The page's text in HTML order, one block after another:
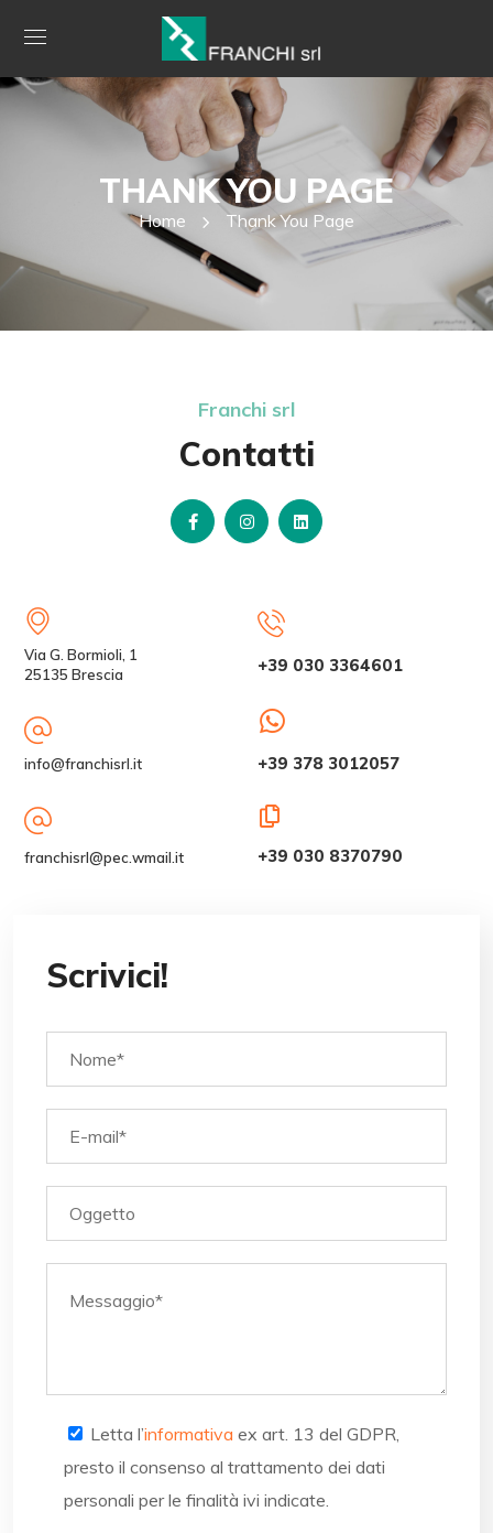
THANK YOU PAGE
Home Thank You Page
Franchi srl
Contatti
Via G. Bormioli, 1
25135 Brescia
info@franchisrl.it
franchisrl@pec.wmail.it
+39 030 3364601
+39 378 3012057
+39 030 8370790
Scrivici!
Letta l’informativa ex art. 13 del GDPR,
presto il consenso al trattamento dei dati
personali per le finalità ivi indicate.